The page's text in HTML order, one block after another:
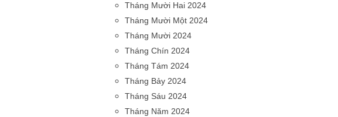
Tháng Mười Hai 2024
Tháng Mười Một 2024
Tháng Mười 2024
Tháng Chín 2024
Tháng Tám 2024
Tháng Bảy 2024
Tháng Sáu 2024
Tháng Năm 2024